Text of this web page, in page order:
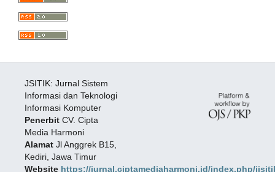
JSITIK: Jurnal Sistem
Informasi dan Teknologi
Informasi Komputer
PenerbitCV. Cipta
Media Harmoni
AlamatJl Anggrek B15,
Kediri, Jawa Timur
Website https://jurnal.ciptamediaharmoni.id/index.php/